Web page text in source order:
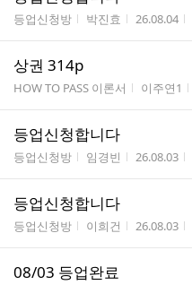
게시판명
등업신청방 작성자
박진효 작성시간
26.08.04
상권 314p
게시판명
HOW TO PASS 이론서 작성자
이주연1
등업신청합니다
게시판명
등업신청방 작성자
임경빈 작성시간
26.08.03
등업신청합니다
게시판명
등업신청방 작성자
이희건 작성시간
26.08.03
08/03 등업완료